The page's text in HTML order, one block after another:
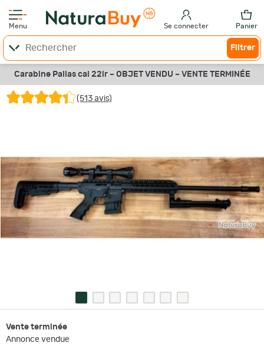
Menu Se connecter Panier
Filtrer
Carabine Pallas cal 22lr – OBJET VENDU – VENTE TERMINÉE
(513 avis)
Vente terminée
Annonce vendue